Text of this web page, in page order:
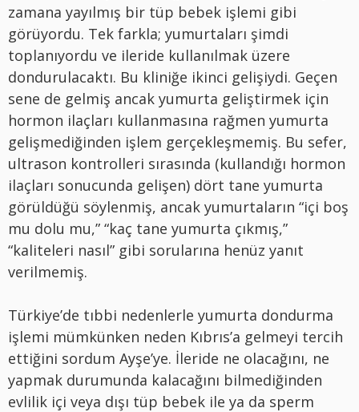
zamana yayılmış bir tüp bebek işlemi gibi
görüyordu. Tek farkla; yumurtaları şimdi
toplanıyordu ve ileride kullanılmak üzere
dondurulacaktı. Bu kliniğe ikinci gelişiydi. Geçen
sene de gelmiş ancak yumurta geliştirmek için
hormon ilaçları kullanmasına rağmen yumurta
gelişmediğinden işlem gerçekleşmemiş. Bu sefer,
ultrason kontrolleri sırasında (kullandığı hormon
ilaçları sonucunda gelişen) dört tane yumurta
görüldüğü söylenmiş, ancak yumurtaların “içi boş
mu dolu mu,” “kaç tane yumurta çıkmış,”
“kaliteleri nasıl” gibi sorularına henüz yanıt
verilmemiş.
Türkiye’de tıbbi nedenlerle yumurta dondurma
işlemi mümkünken neden Kıbrıs’a gelmeyi tercih
ettiğini sordum Ayşe’ye. İleride ne olacağını, ne
yapmak durumunda kalacağını bilmediğinden
evlilik içi veya dışı tüp bebek ile ya da sperm